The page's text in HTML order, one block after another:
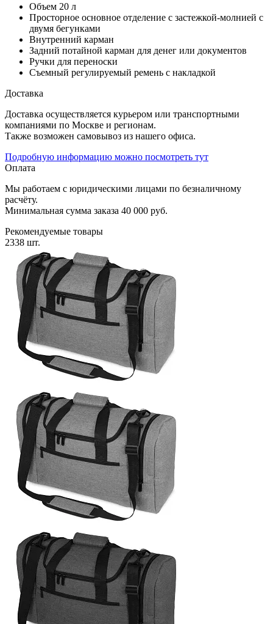
Объем 20 л
Просторное основное отделение с застежкой-молнией с
двумя бегунками
Внутренний карман
Задний потайной карман для денег или документов
Ручки для переноски
Съемный регулируемый ремень с накладкой
Доставка
Доставка осуществляется курьером или транспортными
компаниями по Москве и регионам.
Также возможен самовывоз из нашего офиса.
Подробную информацию можно посмотреть тут
Оплата
Мы работаем с юридическими лицами по безналичному
расчёту.
Минимальная сумма заказа 40 000 руб.
Рекомендуемые товары
2338 шт.